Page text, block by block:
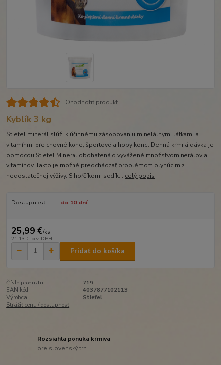
Ohodnotiť produkt
Kyblík 3 kg
Stiefel minerál slúži k účinnému zásobovaniu minelálnymi látkami a
vitamínmi pre chovné kone, športové a hoby kone. Denná krmná dávka je
pomocou Stiefel Minerál obohatená o vyvážené množstvominerálov a
vitamínov. Takto je možné predchádzať problémom plynúcim z
nedostatečnej výživy. S hořčíkom, sodík... celý popis
Dostupnosť do 10 dní
25,99 €/ks
21,13 € bez DPH
Pridať do košíka
Číslo produktu:
719
EAN kód:
4037877102113
Výrobca:
Stiefel
Strážiť cenu / dostupnosť
Rozsiahla ponuka krmiva
pre slovenský trh